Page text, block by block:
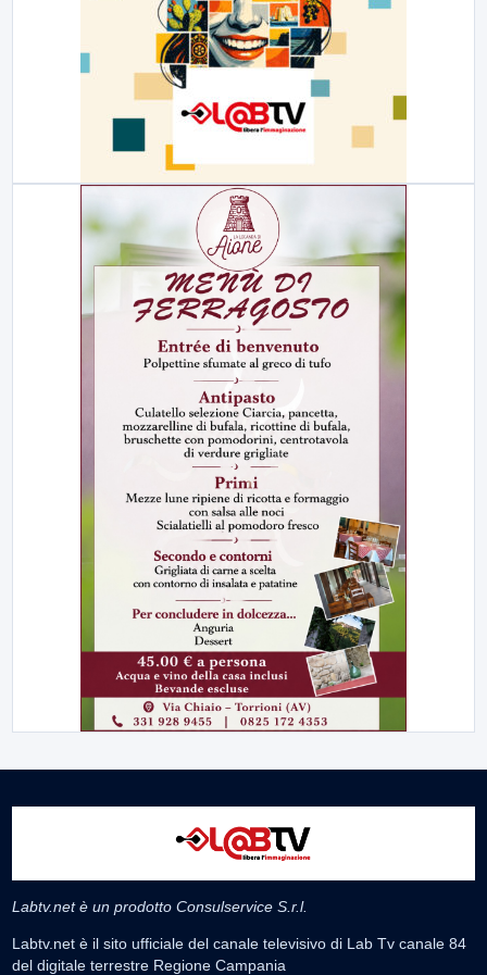
Labtv.net è un prodotto Consulservice S.r.l.
Labtv.net è il sito ufficiale del canale televisivo di Lab Tv canale 84
del digitale terrestre Regione Campania